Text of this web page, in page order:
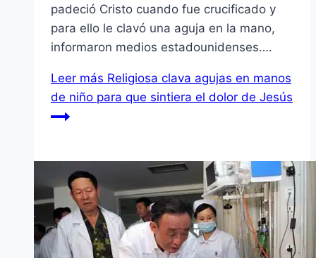
padeció Cristo cuando fue crucificado y
para ello le clavó una aguja en la mano,
informaron medios estadounidenses….
Leer más Religiosa clava agujas en manos
de niño para que sintiera el dolor de Jesús